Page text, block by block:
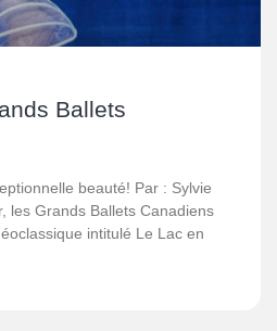
Ballets
beauté! Par : Sylvie
les Grands Ballets Canadiens
intitulé Le Lac en